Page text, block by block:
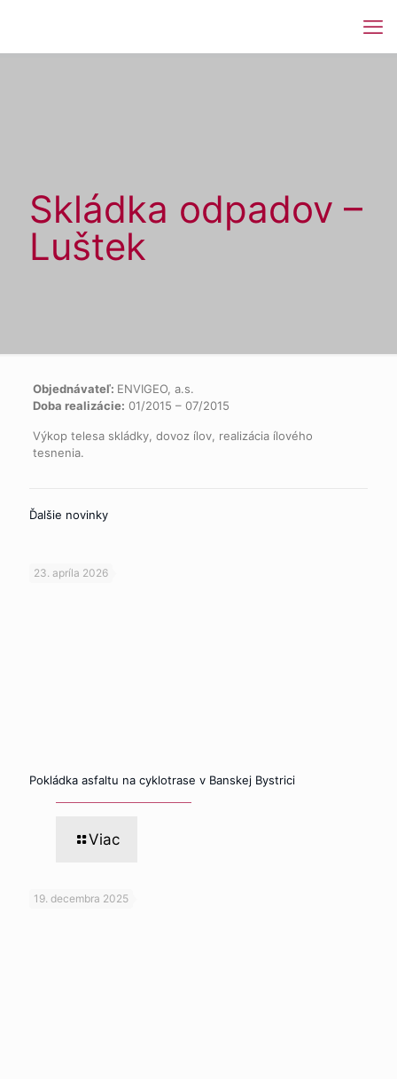
Skládka odpadov –
Luštek
Objednávateľ: ENVIGEO, a.s.
Doba realizácie: 01/2015 – 07/2015
Výkop telesa skládky, dovoz ílov, realizácia ílového
tesnenia.
Ďalšie novinky
23. apríla 2026
Pokládka asfaltu na cyklotrase v Banskej Bystrici
Viac
19. decembra 2025